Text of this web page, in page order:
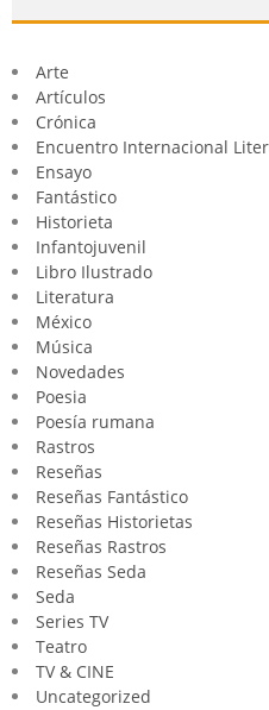
Arte
Artículos
Crónica
Encuentro Internacional
Ensayo
Fantástico
Historieta
Infantojuvenil
Libro Ilustrado
Literatura
México
Música
Novedades
Poesia
Poesía rumana
Rastros
Reseñas
Reseñas Fantástico
Reseñas Historietas
Reseñas Rastros
Reseñas Seda
Seda
Series TV
Teatro
TV & CINE
Uncategorized